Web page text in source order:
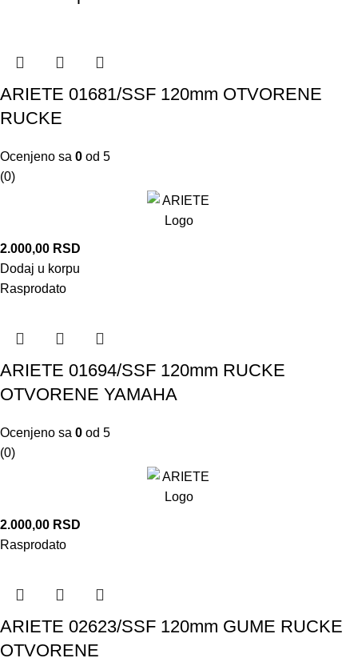
ARIETE 01681/SSF 120mm OTVORENE
RUCKE
Ocenjeno sa 0 od 5
(0)
2.000,00 RSD
Dodaj u korpu
Rasprodato
ARIETE 01694/SSF 120mm RUCKE
OTVORENE YAMAHA
Ocenjeno sa 0 od 5
(0)
2.000,00 RSD
Rasprodato
ARIETE 02623/SSF 120mm GUME RUCKE
OTVORENE